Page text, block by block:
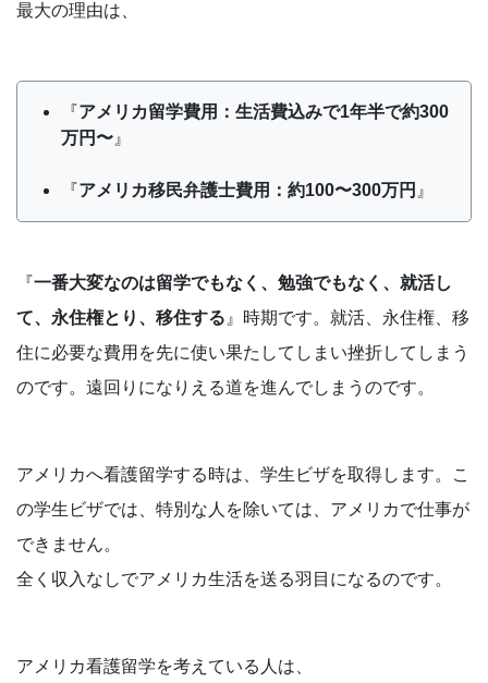
最大の理由は、
『アメリカ留学費用：生活費込みで1年半で約300
万円〜 』
『アメリカ移民弁護士費用：約100〜300万円 』
『一番大変なのは留学でもなく、勉強でもなく、就活し
て、永住権とり、移住する 』時期です。就活、永住権、移
住に必要な費用を先に使い果たしてしまい挫折してしまう
のです。遠回りになりえる道を進んでしまうのです。
アメリカへ看護留学する時は、学生ビザを取得します。こ
の学生ビザでは、特別な人を除いては、アメリカで仕事が
できません。
全く収入なしでアメリカ生活を送る羽目になるのです。
アメリカ看護留学を考えている人は、